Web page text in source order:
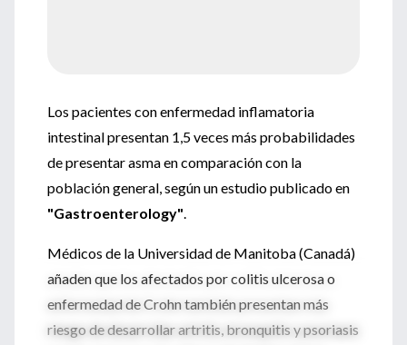
Los pacientes con enfermedad inflamatoria
intestinal presentan 1,5 veces más probabilidades
de presentar asma en comparación con la
población general, según un estudio publicado en
"Gastroenterology".
Médicos de la Universidad de Manitoba (Canadá)
añaden que los afectados por colitis ulcerosa o
enfermedad de Crohn también presentan más
riesgo de desarrollar artritis, bronquitis y psoriasis